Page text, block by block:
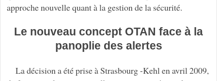
approche nouvelle quant à la gestion de la sécurité.
Le nouveau concept OTAN face à la
panoplie des alertes
La décision a été prise à Strasbourg -Kehl en avril 2009,